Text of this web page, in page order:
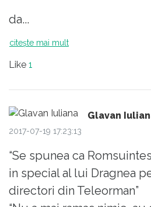
da...
citește mai mult
Like 1
Glavan
2017-07-19 17:23:13
“Se spunea ca
in special al lui Dragnea
directori din Teleorman”